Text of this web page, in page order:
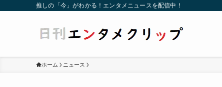
推しの「今」がわかる！エンタメニュースを配信中！
ホーム ニュース